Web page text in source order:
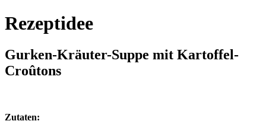
Rezeptidee
Gurken-Kräuter-Suppe mit Kartoffel-
Croûtons
Zutaten: